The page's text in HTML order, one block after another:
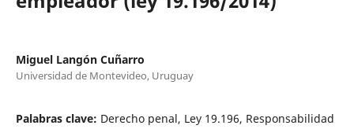
Miguel Langón Cuñarro
Universidad de Montevideo, Uruguay
Palabras clave: Derecho penal, Ley 19.196, Responsabilidad